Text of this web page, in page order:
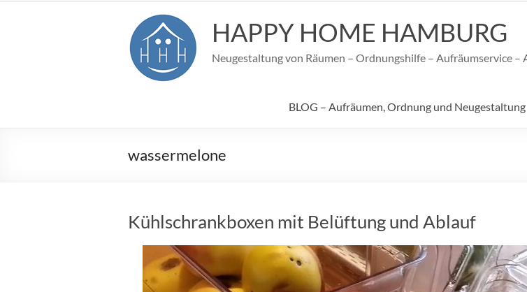
HAPPY HOME HAMBURG
Neugestaltung von Räumen – Ordnungshilfe – Aufräumservice
BLOG – Aufräumen, Ordnung und Neugestaltung
wassermelone
Kühlschrankboxen mit Belüftung und Ablauf